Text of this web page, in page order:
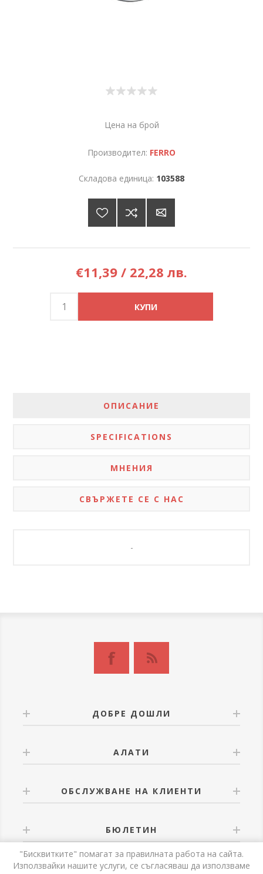
Цена на брой
Производител: FERRO
Складова единица: 103588
€11,39 / 22,28 лв.
ОПИСАНИЕ
SPECIFICATIONS
МНЕНИЯ
СВЪРЖЕТЕ СЕ С НАС
-
ДОБРЕ ДОШЛИ
АЛАТИ
ОБСЛУЖВАНЕ НА КЛИЕНТИ
БЮЛЕТИН
"Бисквитките" помагат за правилната работа на сайта.
Използвайки нашите услуги, се съгласяваш да използваме